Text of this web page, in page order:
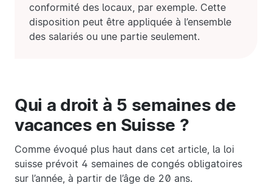
conformité des locaux, par exemple. Cette
disposition peut être appliquée à l’ensemble
des salariés ou une partie seulement.
Qui a droit à 5 semaines de
vacances en Suisse ?
Comme évoqué plus haut dans cet article, la loi
suisse prévoit 4 semaines de congés obligatoires
sur l’année, à partir de l’âge de 20 ans.